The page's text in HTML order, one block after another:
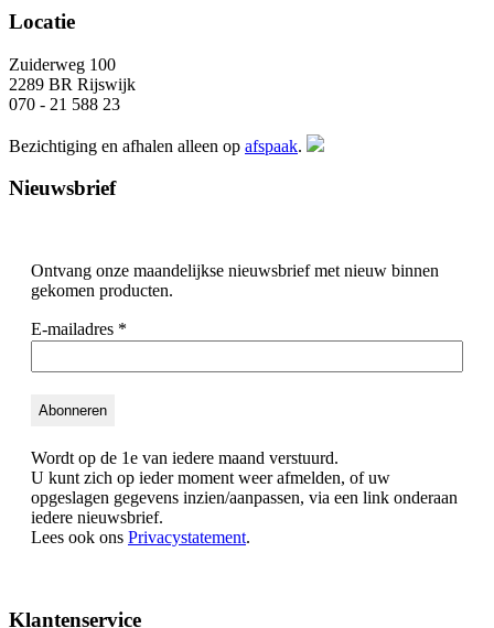
Locatie
Zuiderweg 100
2289 BR Rijswijk
070 - 21 588 23
Bezichtiging en afhalen alleen op afspaak.
Nieuwsbrief
Ontvang onze maandelijkse nieuwsbrief met nieuw binnen
gekomen producten.
E-mailadres *
Wordt op de 1e van iedere maand verstuurd.
U kunt zich op ieder moment weer afmelden, of uw
opgeslagen gegevens inzien/aanpassen, via een link onderaan
iedere nieuwsbrief.
Lees ook ons Privacystatement.
Klantenservice